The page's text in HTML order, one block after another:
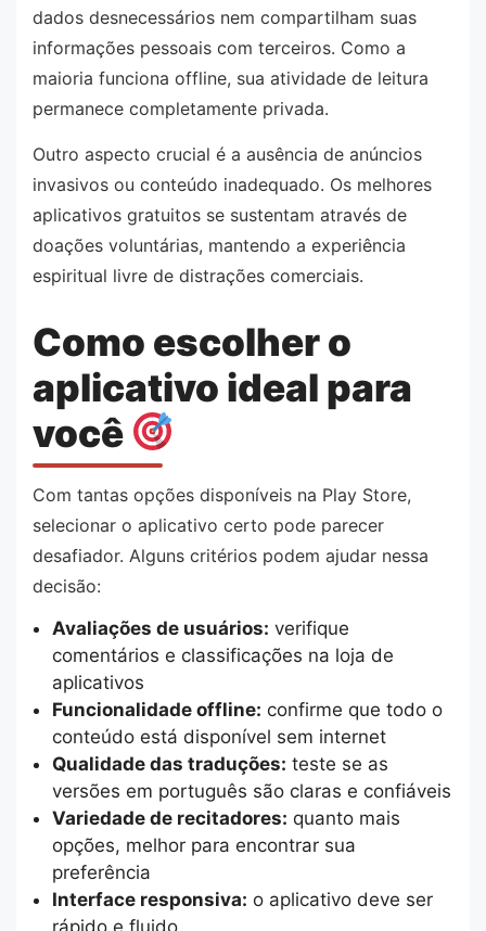
dados desnecessários nem compartilham suas
informações pessoais com terceiros. Como a
maioria funciona offline, sua atividade de leitura
permanece completamente privada.
Outro aspecto crucial é a ausência de anúncios
invasivos ou conteúdo inadequado. Os melhores
aplicativos gratuitos se sustentam através de
doações voluntárias, mantendo a experiência
espiritual livre de distrações comerciais.
Como escolher o
aplicativo ideal para
você
Com tantas opções disponíveis na Play Store,
selecionar o aplicativo certo pode parecer
desafiador. Alguns critérios podem ajudar nessa
decisão:
Avaliações de usuários: verifique
comentários e classificações na loja de
aplicativos
Funcionalidade offline: confirme que todo o
conteúdo está disponível sem internet
Qualidade das traduções: teste se as
versões em português são claras e confiáveis
Variedade de recitadores: quanto mais
opções, melhor para encontrar sua
preferência
Interface responsiva: o aplicativo deve ser